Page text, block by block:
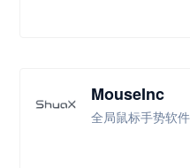
MouseInc
全局鼠标手势软件